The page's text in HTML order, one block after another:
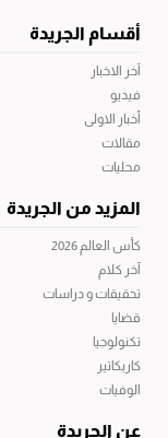
أقسام الجريدة
آخر الاخبار
فيديو
أخبار الاولى
مقالات
محليات
المزيد من الجريدة
كأس العالم 2026
آخر كلام
تحقيقات و دراسات
قضايا
تكنولوجيا
كاريكاتير
الوفيات
عن الجريدة